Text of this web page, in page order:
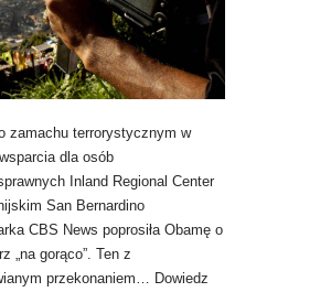
zamachu terrorystycznym w
dla osób
Inland Regional Center
San Bernardino
CBS News poprosiła Obamę o
„na gorąco”. Ten z
przekonaniem…
Dowiedz